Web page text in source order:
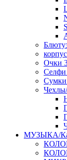
Очки
Селфи
МУЗЫКА/